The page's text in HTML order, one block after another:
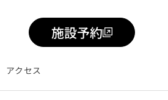
施設予約
アクセス